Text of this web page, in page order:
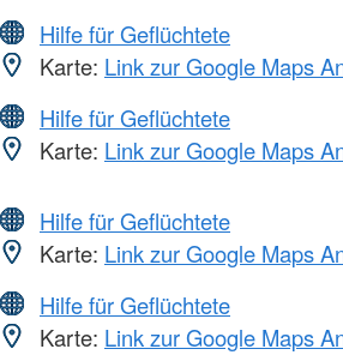
Hilfe für Geflüchtete
Karte: Link zur Google Maps
Hilfe für Geflüchtete
Karte: Link zur Google Maps
Hilfe für Geflüchtete
Karte: Link zur Google Maps
Hilfe für Geflüchtete
Karte: Link zur Google Maps